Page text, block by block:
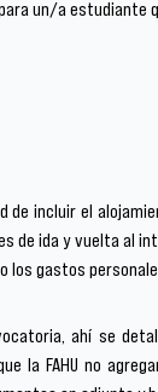
un/a
de incluir el
de ida y vuelta al
los gastos
ahí se
la FAHU no